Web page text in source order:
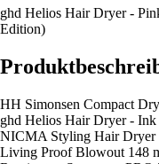
ghd Helios Hair Dryer -
Edition)
HH Simonsen Compact
ghd Helios Hair Dryer -
NICMA Styling Hair Dryer
Living Proof Blowout 148